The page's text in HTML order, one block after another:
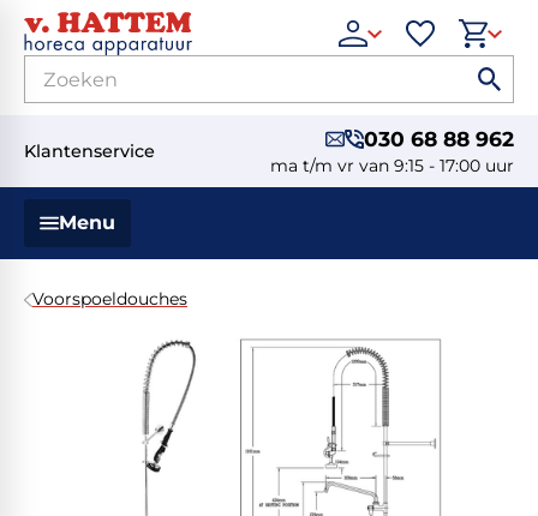
Klantenservice 030 68 88 962
ma t/m vr van 9:15 - 17:00 uur
Menu
Voorspoeldouches